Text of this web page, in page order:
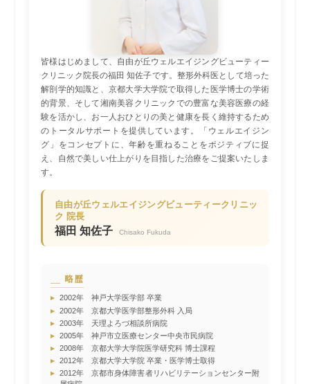
皆様はじめまして、自由が丘ウェルエイジングビューティー
クリニック院長の福田 知佐子です。整形外科医として培った
解剖学的知識と、京都大学大学院で取得した医学博士の学術
的背景、そして湘南美容クリニックでの豊富な美容医療の経
験を活かし、お一人おひとりの美と健康を長く維持するため
のトータルサポートを提供しています。「ウェルエイジン
グ」をコンセプトに、年齢を重ねることをポジティブに捉
え、自然で美しい仕上がりを目指した治療をご提案いたしま
す。
自由が丘ウェルエイジングビューティークリニッ
ク 院長
福田 知佐子 Chisako Fukuda
略歴
▸
2002年 神戸大学医学部 卒業
▸
2002年 京都大学医学部整形外科 入局
▸
2003年 天理よろづ相談所病院
▸
2005年 神戸市立医療センター中央市民病院
▸
2008年 京都大学大学院医学研究科 博士課程
▸
2012年 京都大学大学院 卒業・医学博士取得
▸
2012年 京都市身体障害者リハビリテーションセンター附